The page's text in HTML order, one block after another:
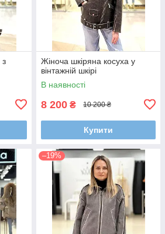
з
Жіноча шкіряна косуха у
вінтажній шкірі
В наявності
8 200 ₴ 10 200 ₴
Купити
–19%